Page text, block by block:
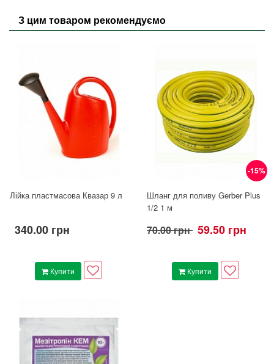
З цим товаром рекомендуємо
Лійка пластмасова Квазар 9 л
340.00 грн
Купити
-15%
Шланг для поливу Gerber Plus
1/2 1 м
70.00 грн 59.50 грн
Купити